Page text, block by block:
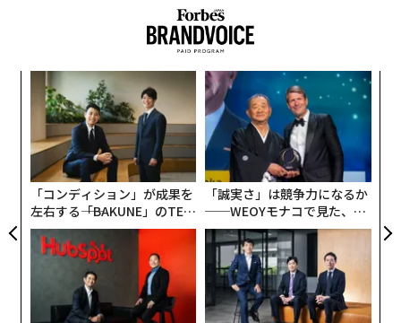
「人間が歪む原因は、ほぼ100％親との関係の中で生ず
ると言っていいかも知れません。親だって、当然、不完
全な人間に過ぎないはずで、さまざまな歪みや未熟さを
持ち合わせている。にもかかわらず、家庭という密室の
中では、あたかも『神』のような顔をして君臨してしま
いがち。しかし、それによって子どもの自己肯定感が不
当に損なわれてしまったり、認知が歪められてしまった
りするのは、実によくあることなんです」
その「神」を殺さないと、人はなかなか本当の自分には
なれない、というのである。
次ページ ＞ 「神」のように見える親
まず初めに、死にゆくとき、人の体と心にどのような変
化が起こるかを見ていきましょう。
人には個人差がありますから、必ずしもこの通りになる
わけではありませんが、だいたいの流れを知っておけ
ば、いざというとき慌てずに済みます。
死の予兆は、おおむね3カ月前から現れ始めます。
多くの場合初めに現れるのは、外に向かうベクトルがな
くなって、内向きになることです。人に会ったり出かけ
たりしなくなり、世の中で起こっていることにも興味が
なくなって、テレビや新聞も見たくなくなります。特に
これといって体がつらいわけではありません。考えてみ
「コンディション」が成果を
左右する――「BAKUNE」のTEN
TIALが支える「挑戦者の明
日」
「誠実さ」は競争力になるか
──WEOYモナコで見た、く
ら寿司の経営哲学